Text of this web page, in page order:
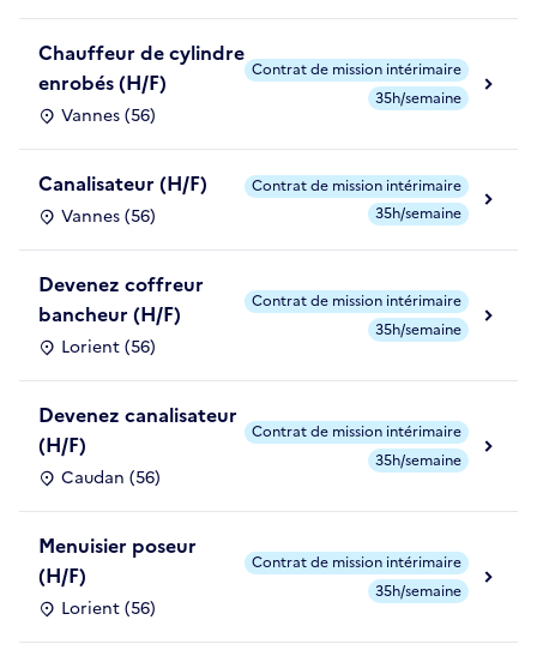
Chauffeur de cylindre
enrobés (H/F)
Vannes (56)
Contrat de mission intérimaire
35h/semaine
Canalisateur (H/F)
Vannes (56)
Contrat de mission intérimaire
35h/semaine
Devenez coffreur
bancheur (H/F)
Lorient (56)
Contrat de mission intérimaire
35h/semaine
Devenez canalisateur
(H/F)
Caudan (56)
Contrat de mission intérimaire
35h/semaine
Menuisier poseur
(H/F)
Lorient (56)
Contrat de mission intérimaire
35h/semaine